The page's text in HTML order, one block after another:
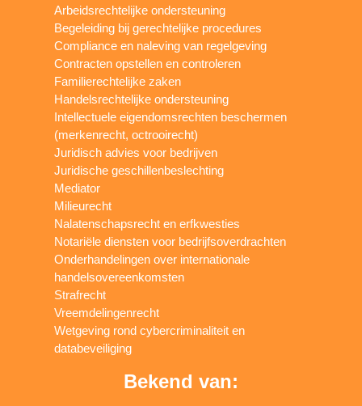
Arbeidsrechtelijke ondersteuning
Begeleiding bij gerechtelijke procedures
Compliance en naleving van regelgeving
Contracten opstellen en controleren
Familierechtelijke zaken
Handelsrechtelijke ondersteuning
Intellectuele eigendomsrechten beschermen
(merkenrecht, octrooirecht)
Juridisch advies voor bedrijven
Juridische geschillenbeslechting
Mediator
Milieurecht
Nalatenschapsrecht en erfkwesties
Notariële diensten voor bedrijfsoverdrachten
Onderhandelingen over internationale
handelsovereenkomsten
Strafrecht
Vreemdelingenrecht
Wetgeving rond cybercriminaliteit en
databeveiliging
Bekend van: